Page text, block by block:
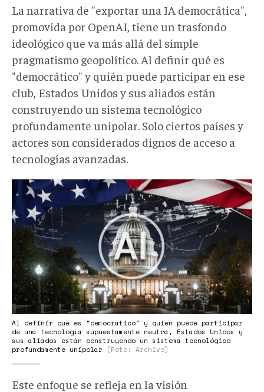
La narrativa de "exportar una IA democrática",
promovida por OpenAI, tiene un trasfondo
ideológico que va más allá del simple
pragmatismo geopolítico. Al definir qué es
"democrático" y quién puede participar en ese
club, Estados Unidos y sus aliados están
construyendo un sistema tecnológico
profundamente unipolar. Solo ciertos países y
actores son considerados dignos de acceso a
tecnologías avanzadas.
1739393802200.jpeg
Al definir qué es "democrático" y quién puede participar
de una tecnología supuestamente neutra, Estados Unidos y
sus aliados están construyendo un sistema tecnológico
profundamente unipolar
(Foto: Archivo)
Este enfoque se refleja en la visión